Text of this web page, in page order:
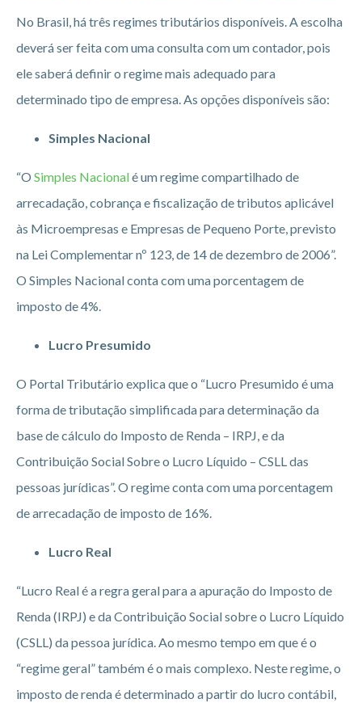
No Brasil, há três regimes tributários disponíveis. A escolha
deverá ser feita com uma consulta com um contador, pois
ele saberá definir o regime mais adequado para
determinado tipo de empresa. As opções disponíveis são:
Simples Nacional
“O Simples Nacionalé um regime compartilhado de
arrecadação, cobrança e fiscalização de tributos aplicável
às Microempresas e Empresas de Pequeno Porte, previsto
na Lei Complementar nº 123, de 14 de dezembro de 2006”.
O Simples Nacional conta com uma porcentagem de
imposto de 4%.
Lucro Presumido
O Portal Tributário explica que o “Lucro Presumido é uma
forma de tributação simplificada para determinação da
base de cálculo do Imposto de Renda – IRPJ, e da
Contribuição Social Sobre o Lucro Líquido – CSLL das
pessoas jurídicas”. O regime conta com uma porcentagem
de arrecadação de imposto de 16%.
Lucro Real
“Lucro Real é a regra geral para a apuração do Imposto de
Renda (IRPJ) e da Contribuição Social sobre o Lucro Líquido
(CSLL) da pessoa jurídica. Ao mesmo tempo em que é o
“regime geral” também é o mais complexo. Neste regime, o
imposto de renda é determinado a partir do lucro contábil,